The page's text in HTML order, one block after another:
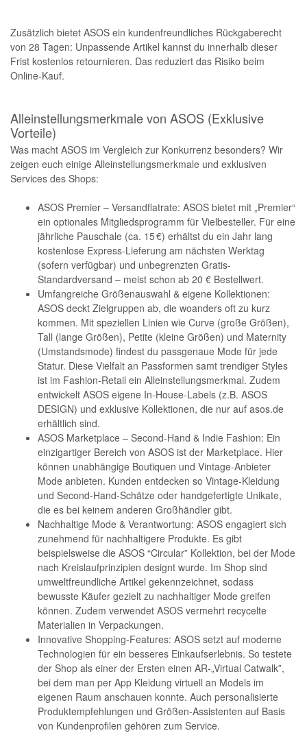
Zusätzlich bietet ASOS ein kundenfreundliches Rückgaberecht
von 28 Tagen: Unpassende Artikel kannst du innerhalb dieser
Frist kostenlos retournieren. Das reduziert das Risiko beim
Online-Kauf.
Alleinstellungsmerkmale von ASOS (Exklusive
Vorteile)
Was macht ASOS im Vergleich zur Konkurrenz besonders? Wir
zeigen euch einige Alleinstellungsmerkmale und exklusiven
Services des Shops:
ASOS Premier – Versandflatrate: ASOS bietet mit „Premier“
ein optionales Mitgliedsprogramm für Vielbesteller. Für eine
jährliche Pauschale (ca. 15 €) erhältst du ein Jahr lang
kostenlose Express-Lieferung am nächsten Werktag
(sofern verfügbar) und unbegrenzten Gratis-
Standardversand – meist schon ab 20 € Bestellwert.
Umfangreiche Größenauswahl & eigene Kollektionen:
ASOS deckt Zielgruppen ab, die woanders oft zu kurz
kommen. Mit speziellen Linien wie Curve (große Größen),
Tall (lange Größen), Petite (kleine Größen) und Maternity
(Umstandsmode) findest du passgenaue Mode für jede
Statur. Diese Vielfalt an Passformen samt trendiger Styles
ist im Fashion-Retail ein Alleinstellungsmerkmal. Zudem
entwickelt ASOS eigene In-House-Labels (z.B. ASOS
DESIGN) und exklusive Kollektionen, die nur auf asos.de
erhältlich sind.
ASOS Marketplace – Second-Hand & Indie Fashion: Ein
einzigartiger Bereich von ASOS ist der Marketplace. Hier
können unabhängige Boutiquen und Vintage-Anbieter
Mode anbieten. Kunden entdecken so Vintage-Kleidung
und Second-Hand-Schätze oder handgefertigte Unikate,
die es bei keinem anderen Großhändler gibt.
Nachhaltige Mode & Verantwortung: ASOS engagiert sich
zunehmend für nachhaltigere Produkte. Es gibt
beispielsweise die ASOS “Circular” Kollektion, bei der Mode
nach Kreislaufprinzipien designt wurde. Im Shop sind
umweltfreundliche Artikel gekennzeichnet, sodass
bewusste Käufer gezielt zu nachhaltiger Mode greifen
können. Zudem verwendet ASOS vermehrt recycelte
Materialien in Verpackungen.
Innovative Shopping-Features: ASOS setzt auf moderne
Technologien für ein besseres Einkaufserlebnis. So testete
der Shop als einer der Ersten einen AR-„Virtual Catwalk”,
bei dem man per App Kleidung virtuell an Models im
eigenen Raum anschauen konnte. Auch personalisierte
Produktempfehlungen und Größen-Assistenten auf Basis
von Kundenprofilen gehören zum Service.